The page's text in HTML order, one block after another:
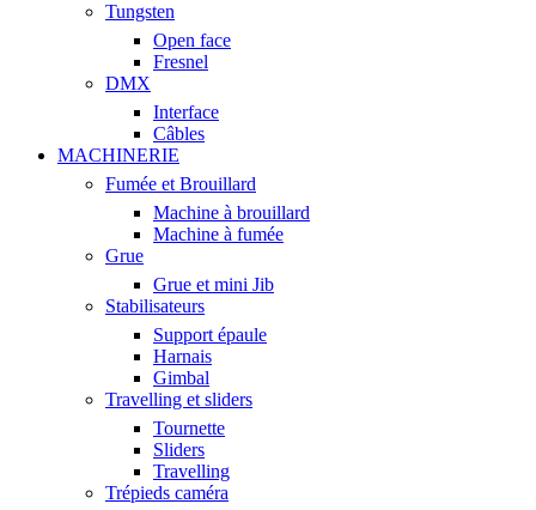
Tungsten
Open face
Fresnel
DMX
Interface
Câbles
MACHINERIE
Fumée et Brouillard
Machine à brouillard
Machine à fumée
Grue
Grue et mini Jib
Stabilisateurs
Support épaule
Harnais
Gimbal
Travelling et sliders
Tournette
Sliders
Travelling
Trépieds caméra